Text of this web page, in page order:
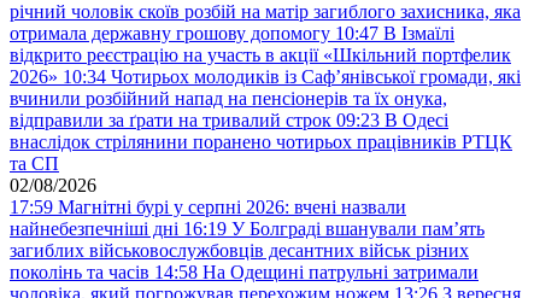
річний чоловік скоїв розбій на матір загиблого захисника, яка
отримала державну грошову допомогу 10:47 В Ізмаїлі
відкрито реєстрацію на участь в акції «Шкільний портфелик
2026» 10:34 Чотирьох молодиків із Саф’янівської громади, які
вчинили розбійний напад на пенсіонерів та їх онука,
відправили за ґрати на тривалий строк 09:23 В Одесі
внаслідок стрілянини поранено чотирьох працівників РТЦК
та СП
02/08/2026
17:59 Магнітні бурі у серпні 2026: вчені назвали
найнебезпечніші дні 16:19 У Болграді вшанували пам’ять
загиблих військовослужбовців десантних військ різних
поколінь та часів 14:58 На Одещині патрульні затримали
чоловіка, який погрожував перехожим ножем 13:26 З вересня